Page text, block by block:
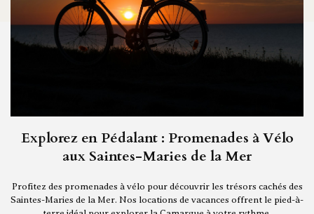
Explorez en Pédalant : Promenades à Vélo
aux Saintes-Maries de la Mer
Profitez des promenades à vélo pour découvrir les trésors cachés des
Saintes-Maries de la Mer. Nos locations de vacances offrent le pied-à-